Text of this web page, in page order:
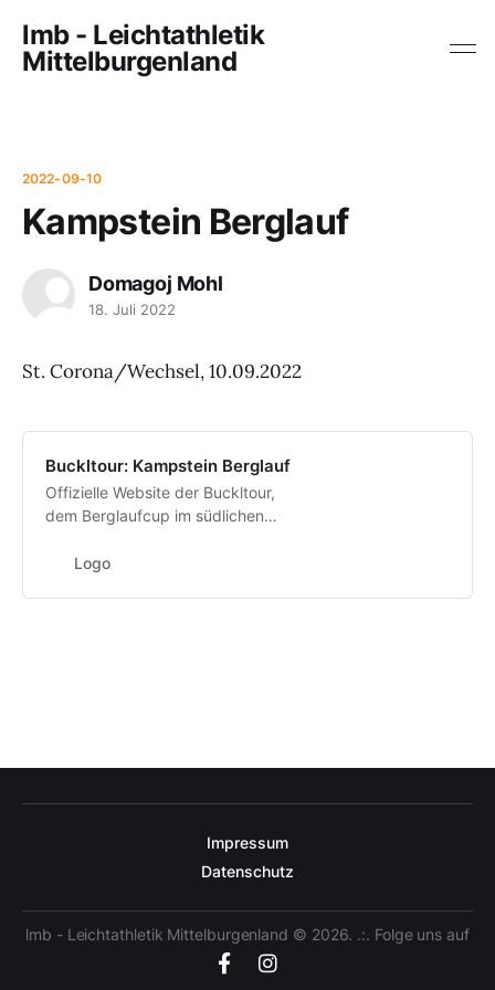
lmb - Leichtathletik
Mittelburgenland
2022-09-10
Kampstein Berglauf
Domagoj Mohl
18. Juli 2022
St. Corona/Wechsel, 10.09.2022
Buckltour: Kampstein Berglauf
Offizielle Website der Buckltour,
dem Berglaufcup im südlichen
Logo
Impressum
Datenschutz
lmb - Leichtathletik Mittelburgenland © 2026. .:. Folge uns auf